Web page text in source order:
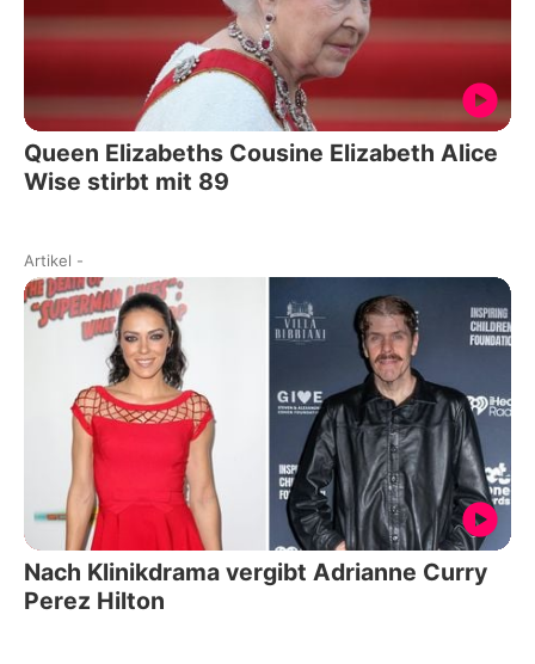
Queen Elizabeths Cousine Elizabeth Alice
Wise stirbt mit 89
Artikel -
Nach Klinikdrama vergibt Adrianne Curry
Perez Hilton